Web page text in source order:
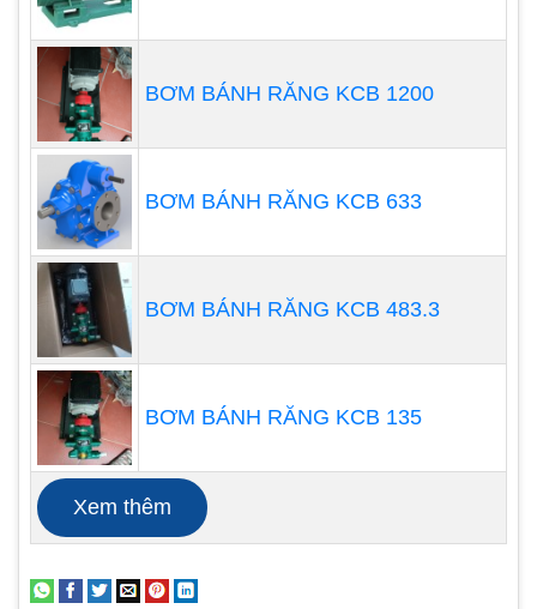
Chi phí của màng ngăn này thấp. Tính đàn hồi của
nó có thể làm cho hình dạng lớn hơn và có thể tạo
ra tốc độ dòng chảy lớn hơn từ một kích thước
châm điện được giảm xuống và giảm chi phí sản
BƠM BÁNH RĂNG KCB 1200
BƠM BÁNH RĂNG KCB 633
BƠM BÁNH RĂNG KCB 483.3
BƠM BÁNH RĂNG KCB 135
Xem thêm